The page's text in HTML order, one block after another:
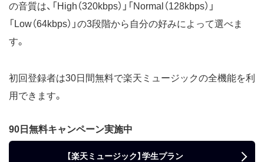
の音質は、「High（320kbps）」「Normal（128kbps）」
「Low（64kbps）」の3段階から自分の好みによって選べま
す。
初回登録者は30日間無料で楽天ミュージックの全機能を利
用できます。
90日無料キャンペーン実施中
【楽天ミュージック】学生プラン